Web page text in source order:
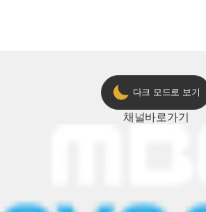
다크 모드로 보기
채널바로가기